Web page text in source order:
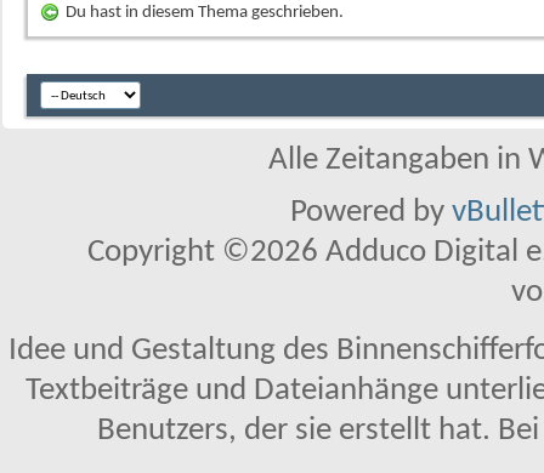
Du hast in diesem Thema geschrieben.
Alle Zeitangaben in
Powered by
Copyright ©2026 Adduco Digital
Idee und Gestaltung des
Textbeiträge und Dateianhänge
Benutzers, der sie erstellt hat.